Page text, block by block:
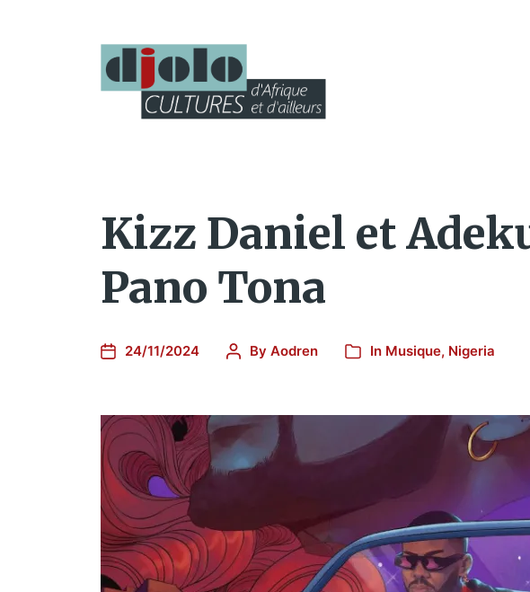
Kizz Daniel et
Pano Tona
24/11/2024 By Aodren In Musique, Nigeria